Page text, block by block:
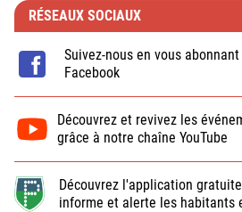
RÉSEAUX SOCIAUX
Suivez-nous en vous
Facebook
Découvrez et revivez les
grâce à notre chaîne YouTube
Découvrez l'application gratuite
informe et alerte les habitants